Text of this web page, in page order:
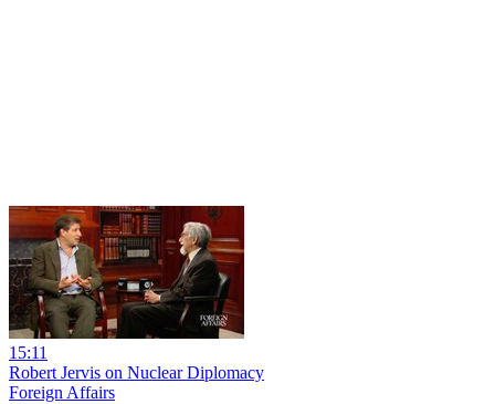
15:11
Robert Jervis on Nuclear Diplomacy
Foreign Affairs